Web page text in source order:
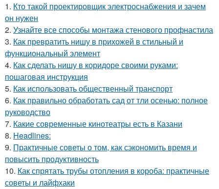
1. Кто такой проектировщик электроснабжения и зачем
он нужен
2. Узнайте все способы монтажа стенового профнастила
3. Как превратить нишу в прихожей в стильный и
функциональный элемент
4. Как сделать нишу в коридоре своими руками:
пошаговая инструкция
5. Как использовать общественный транспорт
6. Как правильно обработать сад от тли осенью: полное
руководство
7. Какие современные кинотеатры есть в Казани
8. Headlines:
9. Практичные советы о том, как сэкономить время и
повысить продуктивность
10. Как спрятать трубы отопления в короба: практичные
советы и лайфхаки